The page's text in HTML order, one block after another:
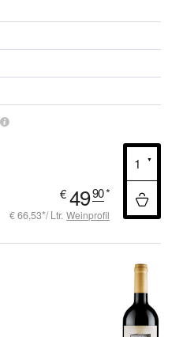
€ 4990*
€ 66,53*/ Ltr. Weinprofil